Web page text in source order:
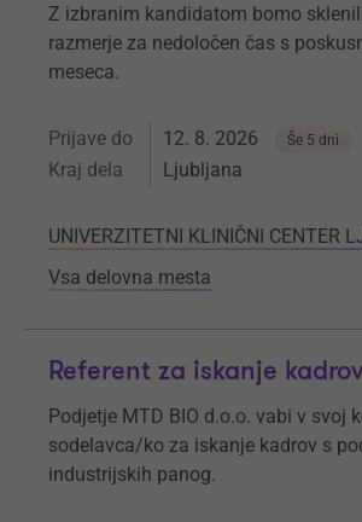
Z izbranim kandidatom bomo
razmerje za nedoločen čas s
meseca.
Prijave do 12. 8. 2026 Še 5 dni
Kraj dela Ljubljana
UNIVERZITETNI KLINIČNI CENTER
Vsa delovna mesta
Referent za iskanje
Podjetje MTD BIO d.o.o. vabi v svoj
sodelavca/ko za iskanje kadrov s
industrijskih panog.